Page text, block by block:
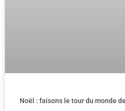
Noël : faisons le tour du monde